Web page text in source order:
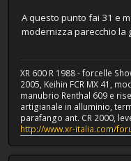
A questo punto fai 31 e
modernizza parecchio la
XR 600 R 1988 - forcelle
2005, Keihin FCR MX 41,
manubrio Renthal 609 e
artigianale in alluminio,
parafango ant. CR 2000,
http://www.xr-italia.com/